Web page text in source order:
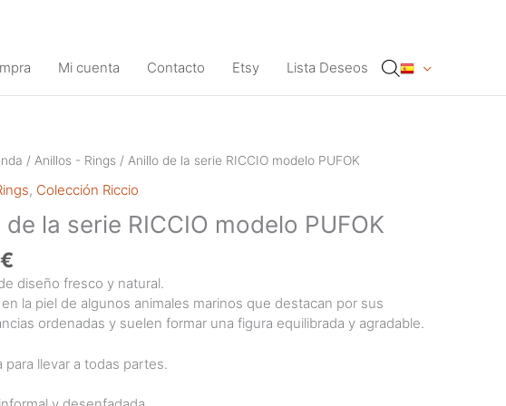
Mi cuenta Contacto Etsy Lista Deseos
/ Anillos - Rings / Anillo de la serie RICCIO modelo PUFOK
, Colección Riccio
de la serie RICCIO modelo PUFOK
€
diseño fresco y natural.
la piel de algunos animales marinos que destacan por sus
ordenadas y suelen formar una figura equilibrada y agradable.
para llevar a todas partes.